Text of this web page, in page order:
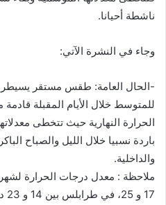
ناشطة أحيانا.
وجاء في النشرة الآتي:
-الحال العامة: طقس مستقر
للمتوسط خلال الأيام المقبلة
الحرارة النهارية حيث تتخطى
باردة نسبيا خلال الليل والصباح
والداخلية.
ملاحظة : معدل درجات الحرارة